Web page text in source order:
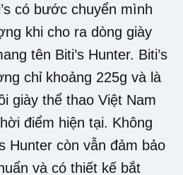
có bước chuyển mình
khi cho ra dòng giày
tên Biti’s Hunter. Biti’s
chỉ khoảng 225g và là
giày thể thao Việt Nam
điểm hiện tại. Không
Hunter còn vẫn đảm bảo
và có thiết kế bắt